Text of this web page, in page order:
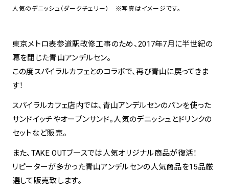
naila 大宮そごう
Spiral Rendezvous
Spiral Rendezvous Store
グランスタ東京店
spiral art gallery 名古屋
MoN Shop by Spiral
MoN Kitchen by Spiral
人気のデニッシュ（ダークチェリー） ※写真はイメージです。
東京メトロ表参道駅改修工事のため、2017年7月に半世紀の
幕を閉じた青山アンデルセン。
この度スパイラルカフェとのコラボで、再び青山に戻ってきま
す！
スパイラルカフェ店内では、青山アンデルセンのパンを使った
サンドイッチやオープンサンド。人気のデニッシュとドリンクの
セットなど販売。
また、TAKE OUTブースでは人気オリジナル商品が復活！
リピーターが多かった青山アンデルセンの人気商品を15品厳
選して販売致します。